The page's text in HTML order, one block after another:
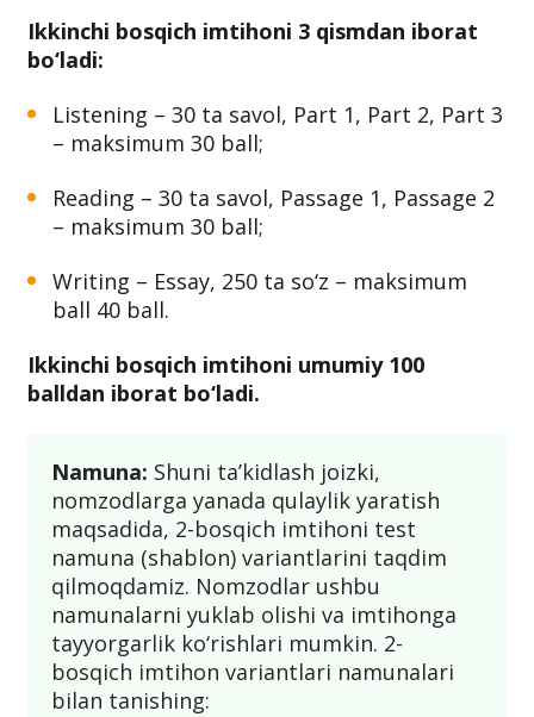
Ikkinchi bosqich imtihoni 3 qismdan iborat
bo‘ladi:
Listening – 30 ta savol, Part 1, Part 2, Part 3
– maksimum 30 ball;
Reading – 30 ta savol, Passage 1, Passage 2
– maksimum 30 ball;
Writing – Essay, 250 ta so‘z – maksimum
ball 40 ball.
Ikkinchi bosqich imtihoni umumiy 100
balldan iborat bo‘ladi.
Namuna: Shuni ta’kidlash joizki,
nomzodlarga yanada qulaylik yaratish
maqsadida, 2-bosqich imtihoni test
namuna (shablon) variantlarini taqdim
qilmoqdamiz. Nomzodlar ushbu
namunalarni yuklab olishi va imtihonga
tayyorgarlik ko‘rishlari mumkin. 2-
bosqich imtihon variantlari namunalari
bilan tanishing: